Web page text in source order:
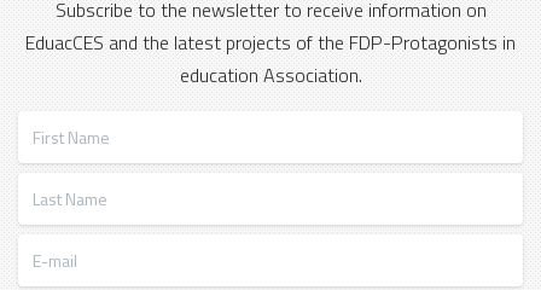
Subscribe to the newsletter to receive information on
EduacCES and the latest projects of the FDP-Protagonists in
education Association.